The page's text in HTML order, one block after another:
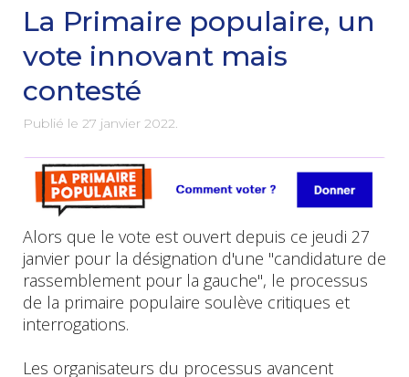
La Primaire populaire, un
vote innovant mais
contesté
Publié le 27 janvier 2022.
Alors que le vote est ouvert depuis ce jeudi 27
janvier pour la désignation d'une "candidature de
rassemblement pour la gauche", le processus
de la primaire populaire soulève critiques et
interrogations.
Les organisateurs du processus avancent